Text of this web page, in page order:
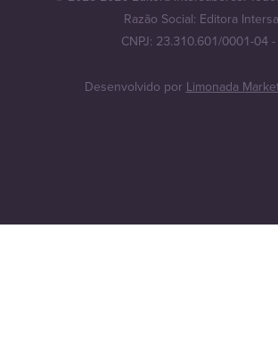
Razão Social: Editora
CNPJ: 23.310.601/0001-04 -
Desenvolvido porLimonada